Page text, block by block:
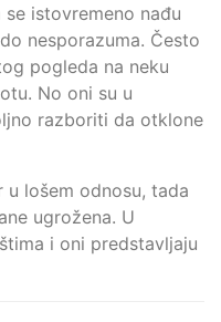
istovremeno nađu
nesporazuma. Često
pogleda na neku
No oni su u
razboriti da otklone
lošem odnosu, tada
ugrožena. U
i oni predstavljaju